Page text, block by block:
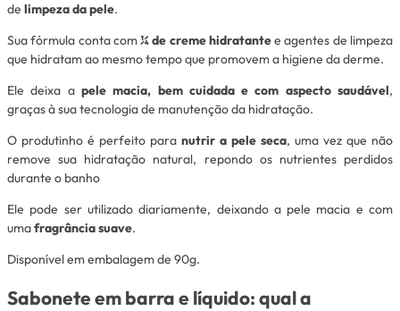
de limpeza da pele.
Sua fórmula conta com¼ de creme hidratantee agentes de limpeza
que hidratam ao mesmo tempo que promovem a higiene da derme.
Ele deixa a pele macia, bem cuidada e com aspecto saudável,
graças à sua tecnologia de manutenção da hidratação.
O produtinho é perfeito para nutrir a pele seca, uma vez que não
remove sua hidratação natural, repondo os nutrientes perdidos
durante o banho
Ele pode ser utilizado diariamente, deixando a pele macia e com
umafragrância suave.
Disponível em embalagem de 90g.
Sabonete em barra e líquido: qual a